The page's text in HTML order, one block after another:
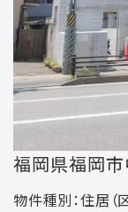
福岡県福岡
物件種別：住居（